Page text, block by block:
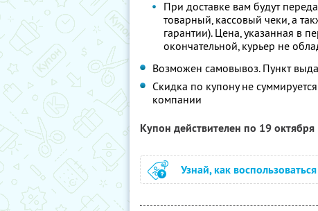
При доставке вам будут
товарный, кассовый чеки, а
гарантии). Цена, указанная в
окончательной, курьер не
Возможен самовывоз. Пункт
Скидка по купону не
компании
Купон действителен по 19
Узнай, как